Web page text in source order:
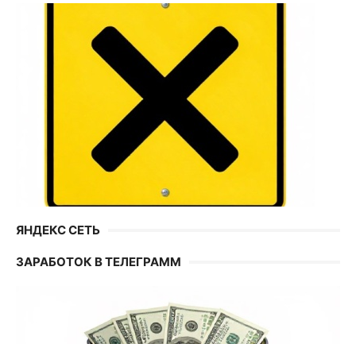
ЯНДЕКС СЕТЬ
ЗАРАБОТОК В ТЕЛЕГРАММ